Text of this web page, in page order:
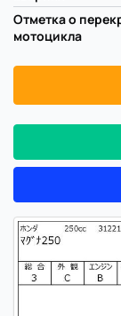
Отметка о
мотоцикла